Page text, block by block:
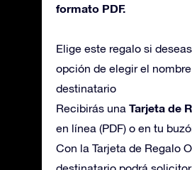
formato PDF.
Elige este regalo si
opción de elegir el
destinatario
Recibirás una Tarjeta de
en línea (PDF) o en tu
Con la Tarjeta de Regalo